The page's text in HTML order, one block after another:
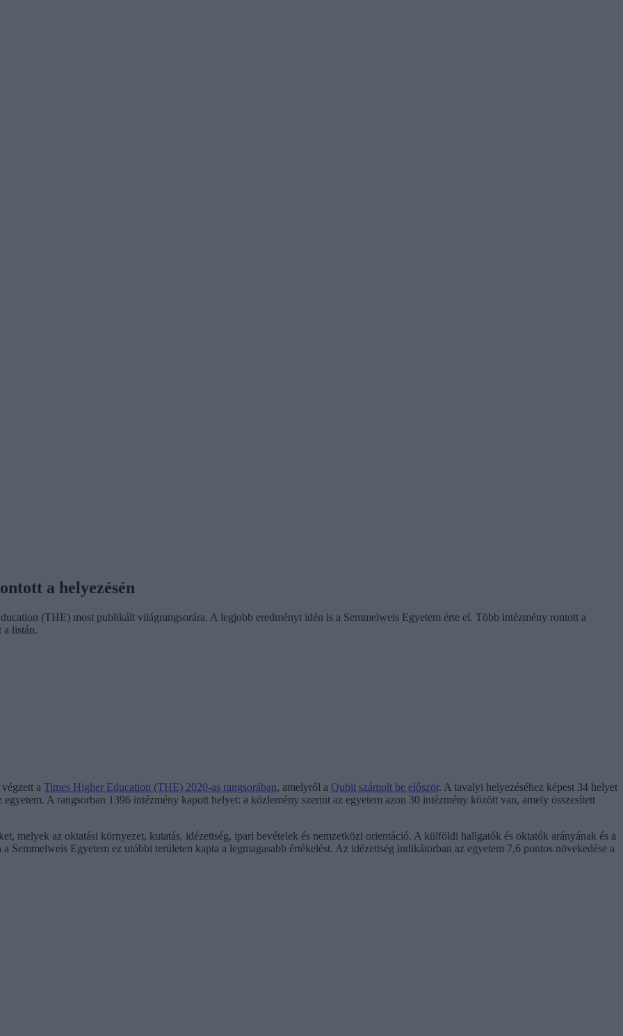
a helyezésén
(THE) most publikált világrangsorára. A legjobb eredményt idén is a Semmelweis Egyetem érte el. Több intézmény rontott a
a listán.
a Times Higher Education (THE) 2020-as rangsorában, amelyről a Qubit számolt be először. A tavalyi helyezéséhez képest 34 helyet
A rangsorban 1396 intézmény kapott helyet: a közlemény szerint az egyetem azon 30 intézmény között van, amely összesített
melyek az oktatási környezet, kutatás, idézettség, ipari bevételek és nemzetközi orientáció. A külföldi hallgatók és oktatók arányának és a
Egyetem ez utóbbi területen kapta a legmagasabb értékelést. Az idézettség indikátorban az egyetem 7,6 pontos növekedése a